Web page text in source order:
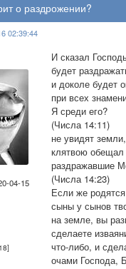
о раздрожении?
02:39:44
04-15
И сказал
будет
и доколе будет
при всех
Я среди его?
(Числа 14:11)
не увидят
клятвою обещал
раздражавшие
(Числа 14:23)
Если же
сыны у сынов
на земле, вы
сделаете
что-либо, и
очами Господа,